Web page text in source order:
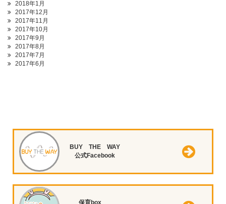
2018年1月
2017年12月
2017年11月
2017年10月
2017年9月
2017年8月
2017年7月
2017年6月
BUY THE WAY
公式Facebook
保育box